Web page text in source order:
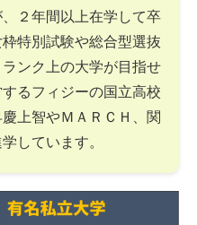
２年間以上在学して卒
特別試験や総合型選抜
ンク上の大学が目指せ
るフィジーの国立高校
上智やＭＡＲＣＨ、関
しています。